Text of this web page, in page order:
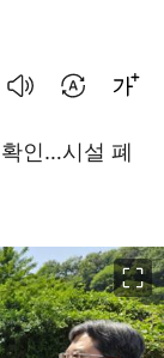
인…시설 폐